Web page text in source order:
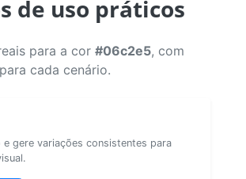
de uso práticos
para a cor #06c2e5, com
cada cenário.
e gere variações consistentes para